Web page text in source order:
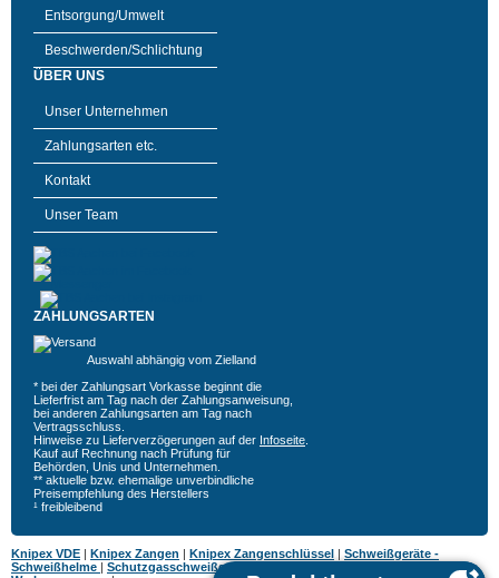
Entsorgung/Umwelt
Beschwerden/Schlichtung
ÜBER UNS
Unser Unternehmen
Zahlungsarten etc.
Kontakt
Unser Team
ZAHLUNGSARTEN
Auswahl abhängig vom Zielland
* bei der Zahlungsart Vorkasse beginnt die
Lieferfrist am Tag nach der Zahlungsanweisung,
bei anderen Zahlungsarten am Tag nach
Vertragsschluss.
Hinweise zu Lieferverzögerungen auf der Infoseite
Kauf auf Rechnung nach Prüfung für
Behörden, Unis und Unternehmen.
** aktuelle bzw. ehemalige unverbindliche
Preisempfehlung des Herstellers
¹ freibleibend
Knipex VDE | Knipex Zangen | Knipex Zangenschlüssel | Schweißgeräte -
Schweißhelme | Schutzgasschweißgeräte